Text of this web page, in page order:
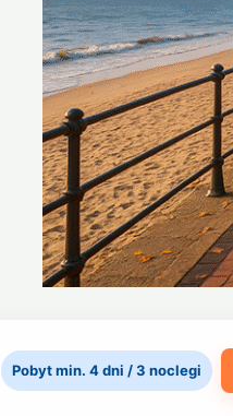
Pobyt min. 4 dni / 3 noclegi